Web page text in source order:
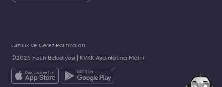
©2026 Fatih Belediyesi | KVKK Aydınlatma Metni
Gizlilik ve Çerez Politikaları